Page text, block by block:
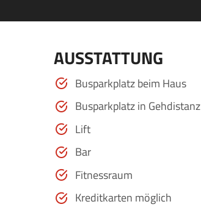
AUSSTATTUNG
Busparkplatz beim Haus
Busparkplatz in Gehdistanz
Lift
Bar
Fitnessraum
Kreditkarten möglich